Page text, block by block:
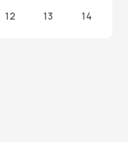
12 13 14